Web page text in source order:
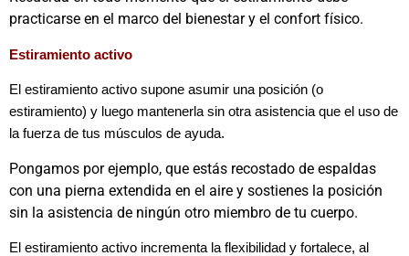
practicarse en el marco del bienestar y el confort físico.
Estiramiento activo
El estiramiento activo supone asumir una posición (o
estiramiento) y luego mantenerla sin otra asistencia que el uso de
la fuerza de tus músculos de ayuda.
Pongamos por ejemplo, que estás recostado de espaldas
con una pierna extendida en el aire y sostienes la posición
sin la asistencia de ningún otro miembro de tu cuerpo.
El estiramiento activo incrementa la flexibilidad y fortalece, al